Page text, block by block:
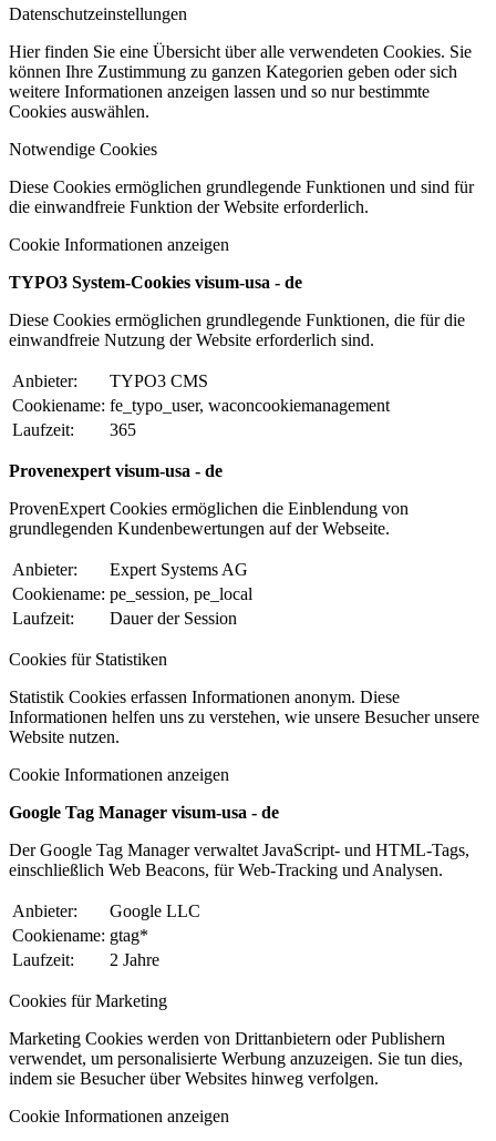
Datenschutzeinstellungen
Hier finden Sie eine Übersicht über alle verwendeten Cookies. Sie
können Ihre Zustimmung zu ganzen Kategorien geben oder sich
weitere Informationen anzeigen lassen und so nur bestimmte
Cookies auswählen.
Notwendige Cookies
Diese Cookies ermöglichen grundlegende Funktionen und sind für
die einwandfreie Funktion der Website erforderlich.
Cookie Informationen anzeigen
TYPO3 System-Cookies visum-usa - de
Diese Cookies ermöglichen grundlegende Funktionen, die für die
einwandfreie Nutzung der Website erforderlich sind.
Anbieter:
TYPO3 CMS
Cookiename: fe_typo_user, waconcookiemanagement
Laufzeit:
365
Provenexpert visum-usa - de
ProvenExpert Cookies ermöglichen die Einblendung von
grundlegenden Kundenbewertungen auf der Webseite.
Anbieter:
Expert Systems AG
Cookiename: pe_session, pe_local
Laufzeit:
Dauer der Session
Cookies für Statistiken
Statistik Cookies erfassen Informationen anonym. Diese
Informationen helfen uns zu verstehen, wie unsere Besucher unsere
Website nutzen.
Cookie Informationen anzeigen
Google Tag Manager visum-usa - de
Der Google Tag Manager verwaltet JavaScript- und HTML-Tags,
einschließlich Web Beacons, für Web-Tracking und Analysen.
Anbieter:
Google LLC
Cookiename: gtag*
Laufzeit:
2 Jahre
Cookies für Marketing
Marketing Cookies werden von Drittanbietern oder Publishern
verwendet, um personalisierte Werbung anzuzeigen. Sie tun dies,
indem sie Besucher über Websites hinweg verfolgen.
Cookie Informationen anzeigen